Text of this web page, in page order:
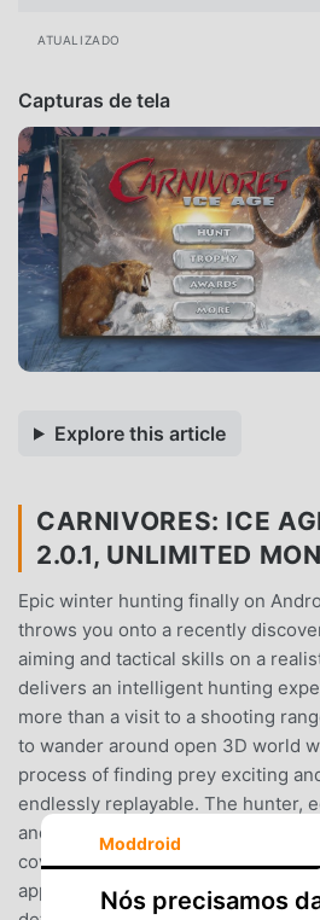
ATUALIZADO
Capturas de tela
Explore this article
CARNIVORES: ICE
2.0.1, UNLIMITED
Epic winter hunting finally on
throws you onto a recently
aiming and tactical skills on a
delivers an intelligent hunting
more than a visit to a shooting
to wander around open 3D world
process of finding prey exciting
endlessly replayable. The hunter,
and all sorts of hunting
cover scent, needs not only to be
approaching a saber-tooth beast
Moddroid
Nós precisamos